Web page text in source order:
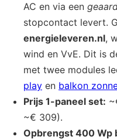
AC en via een
stopcontact levert.
energieleveren.nl,
wind en VvE. Dit is
met twee modules
play en balkon
Prijs 1-paneel set:
~€ 309).
Opbrengst 400 Wp